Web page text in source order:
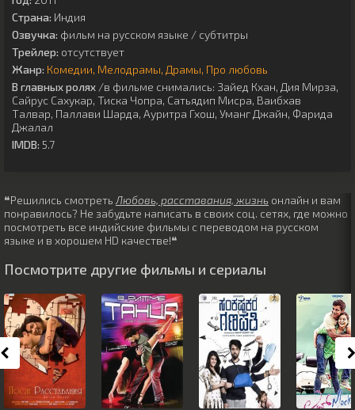
Страна: Индия
Озвучка: фильм на русском языке / субтитры
Трейлер: отсутствует
Жанр: Комедии Мелодрамы Драмы Про любовь
В главных ролях /в фильме снимались: Зайед Кхан, Дия Мирза,
Сайрус Сахукар, Тиска Чопра, Сатьядип Мисра, Ваибхав
Талвар, Паллави Шарда, Ауритра Гхош, Уманг Джайн, Фарида
Джалал
IMDB: 5.7
❝Решились смотреть Любовь, расставания, жизнь онлайн и вам
понравилось? Не забудьте написать в своих соц. сетях, где можно
посмотреть все индийские фильмы с переводом на русском
языке и в хорошем HD качестве!❝
Посмотрите другие фильмы и сериалы